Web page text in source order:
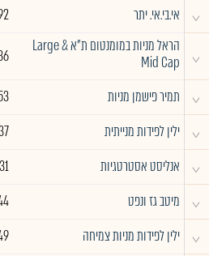
^ אי.בי.אי. יתר
^
הראל מניות במומנטום ת"א Large &
Mid Cap
^ תמיר פישמן מניות
^ ילין לפידות מנייתית
^ אנליסט אסטרטגיות
^ מיטב גז ונפט
^ ילין לפידות מניות צמיחה